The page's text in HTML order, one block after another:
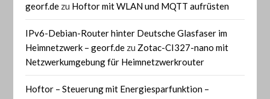
georf.de zu Hoftor mit WLAN und MQTT aufrüsten
IPv6-Debian-Router hinter Deutsche Glasfaser im
Heimnetzwerk – georf.de zu Zotac-CI327-nano mit
Netzwerkumgebung für Heimnetzwerkrouter
Hoftor – Steuerung mit Energiesparfunktion –